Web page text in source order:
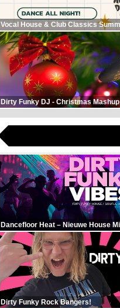
Vocal House & Club Classics
Dirty Funky DJ - Christmas Mashup
Dancefloor Heat – Nieuwe House
Dirty Funky Rock Bangers!